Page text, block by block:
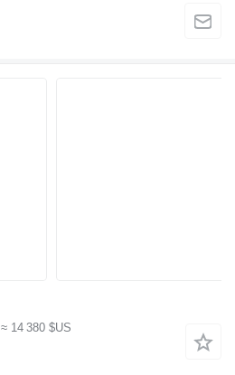
≈ 14 380 $US